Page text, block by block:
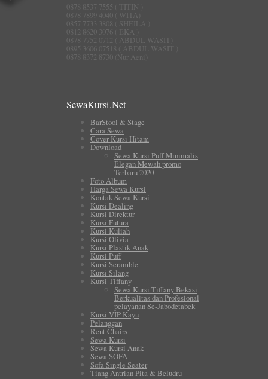
0878 8537 7555 ( TITIN )
0878 7899 4040 ( WITA)
0857 7733 3808 ( SHEILA )
0812 8620 3076 ( EKA )
0878 7752 0712 ( ABDUL WASIT)
0895 3606 07518 ( ABDUL WASIT )
0878 8372 8730 (Nur Aeni)
SewaKursi.Net
BarStool & Stage
Cara Sewa
Cover Kursi Hitam
Download
Sewa Kursi Puff Minimalis
Elegan Mewah promo
Terbaru 2020
Foto Album
Harga Sewa Kursi
Kontak Sewa Kursi
Kursi Dealing
Kursi Direktur
Kursi Futura
Kursi Kuliah
Kursi Olivia
Kursi Plastik Anak
Kursi Puff
Kursi Scramble
Kursi Silang
Kursi Tiffany
Sewa Kursi Tiffany Bekasi
Berkualitas dan Profesional
pelayanan Se-Jabodetabek
Kursi VIP Kayu
Pelanggan
Rent Chairs
Sewa Kursi
Sewa Kursi Anak
Sewa SOFA
Sofa Single Seater
Tiang Antrian Pita & Beludru